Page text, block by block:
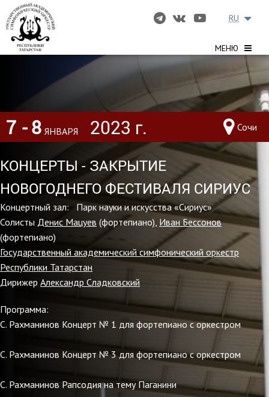
МЕНЮ
RU
7 - 8 ЯНВАРЯ 2023 г. Сочи
КОНЦЕРТЫ - ЗАКРЫТИЕ
НОВОГОДНЕГО ФЕСТИВАЛЯ СИРИУС
Концертный зал: Парк науки и искусства «Сириус»
Солисты Денис Мацуев (фортепиано), Иван Бессонов
(фортепиано)
Государственный академический симфонический оркестр
Республики Татарстан
Дирижер Александр Сладковский
Программа:
С. Рахманинов Концерт № 1 для фортепиано с оркестром
С. Рахманинов Концерт № 3 для фортепиано с оркестром
С. Рахманинов Рапсодия на тему Паганини